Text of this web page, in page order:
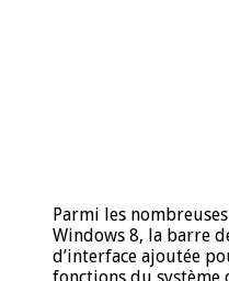
Parmi les
Windows 8, la barre
d’interface ajoutée